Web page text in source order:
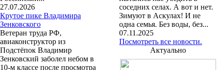
27.07.2026
Крутое пике Владимира
Зенковского
Ветеран труда РФ,
авиаконструктор из
Подстёпок Владимир
Зенковский заболел небом в
10-м классе после просмотра
соседних селах. А вот и нет.
Зимуют в Аскулах! И не
одна семья. Без воды, без...
07.11.2025
Посмотреть все новости.
Актуально